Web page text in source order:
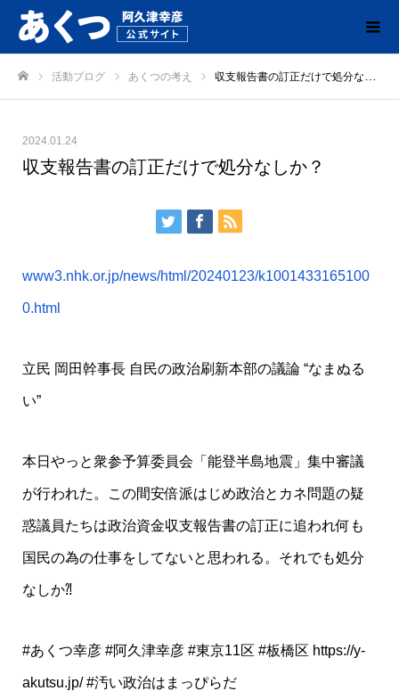
活動ブログ あくつの考え 収支報告書の訂正だけで処分なしか？
2024.01.24
収支報告書の訂正だけで処分なしか？
www3.nhk.or.jp/news/html/20240123/k1001433165100
0.html
立民 岡田幹事長 自民の政治刷新本部の議論 “なまぬる
い”
本日やっと衆参予算委員会「能登半島地震」集中審議
が行われた。この間安倍派はじめ政治とカネ問題の疑
惑議員たちは政治資金収支報告書の訂正に追われ何も
国民の為の仕事をしてないと思われる。それでも処分
なしか⁈
#あくつ幸彦 #阿久津幸彦 #東京11区 #板橋区 https://y-
akutsu.jp/ #汚い政治はまっぴらだ